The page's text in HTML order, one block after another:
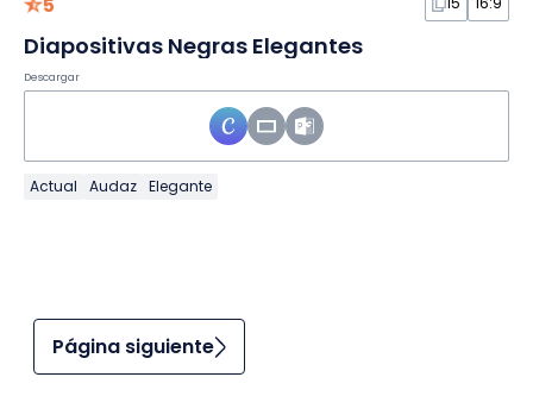
5
Diapositivas Negras Elegantes
Descargar
Actual Audaz Elegante
Página siguiente